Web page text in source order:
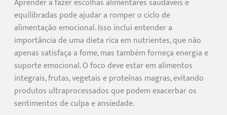
equilibradas pode ajudar a romper o ciclo de
alimentação emocional. Isso inclui entender a
importância de uma dieta rica em nutrientes, que não
apenas satisfaça a fome, mas também forneça energia e
suporte emocional. O foco deve estar em alimentos
integrais, frutas, vegetais e proteínas magras, evitando
produtos ultraprocessados que podem exacerbar os
sentimentos de culpa e ansiedade.